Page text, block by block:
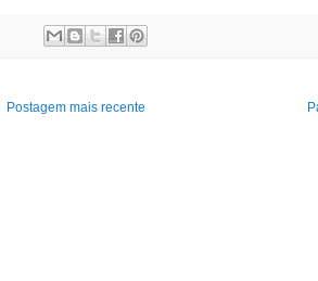
Postagem mais recente